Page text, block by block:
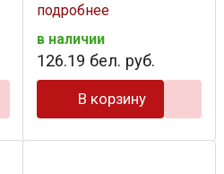
подробнее
в наличии
126.19 бел. руб.
В корзину